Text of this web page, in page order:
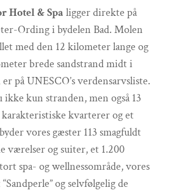
Hotel & Spaligger direkte på
Ording i bydelen Bad. Molen
med den 12 kilometer lange og
brede sandstrand midt i
på UNESCO’s verdensarvsliste.
kun stranden, men også 13
karakteristiske kvarterer og et
vores gæster 113 smagfuldt
værelser og suiter, et 1.200
spa- og wellnessområde, vores
og selvfølgelig de